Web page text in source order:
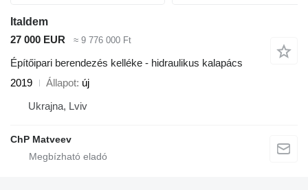
Italdem
27 000 EUR
≈ 9 776 000 Ft
Építőipari berendezés kelléke - hidraulikus kalapács
2019
Állapot új
Ukrajna, Lviv
ChP Matveev